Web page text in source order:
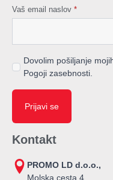
Vaš email naslov *
Dovolim pošiljanje
Pogoji zasebnosti.
Prijavi se
Kontakt
PROMO LD d.o.o.,
Molska cesta 4,